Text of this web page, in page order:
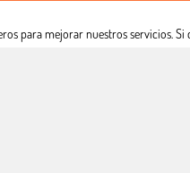
de compra Dónde estamos
para mejorar nuestros servicios.